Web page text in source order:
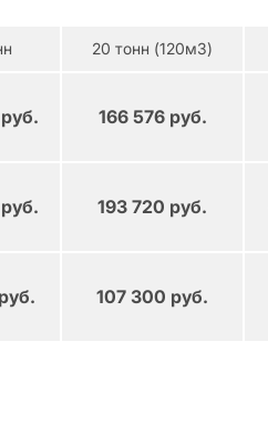
20 тонн (120м3)
166 576 руб.
193 720 руб.
107 300 руб.